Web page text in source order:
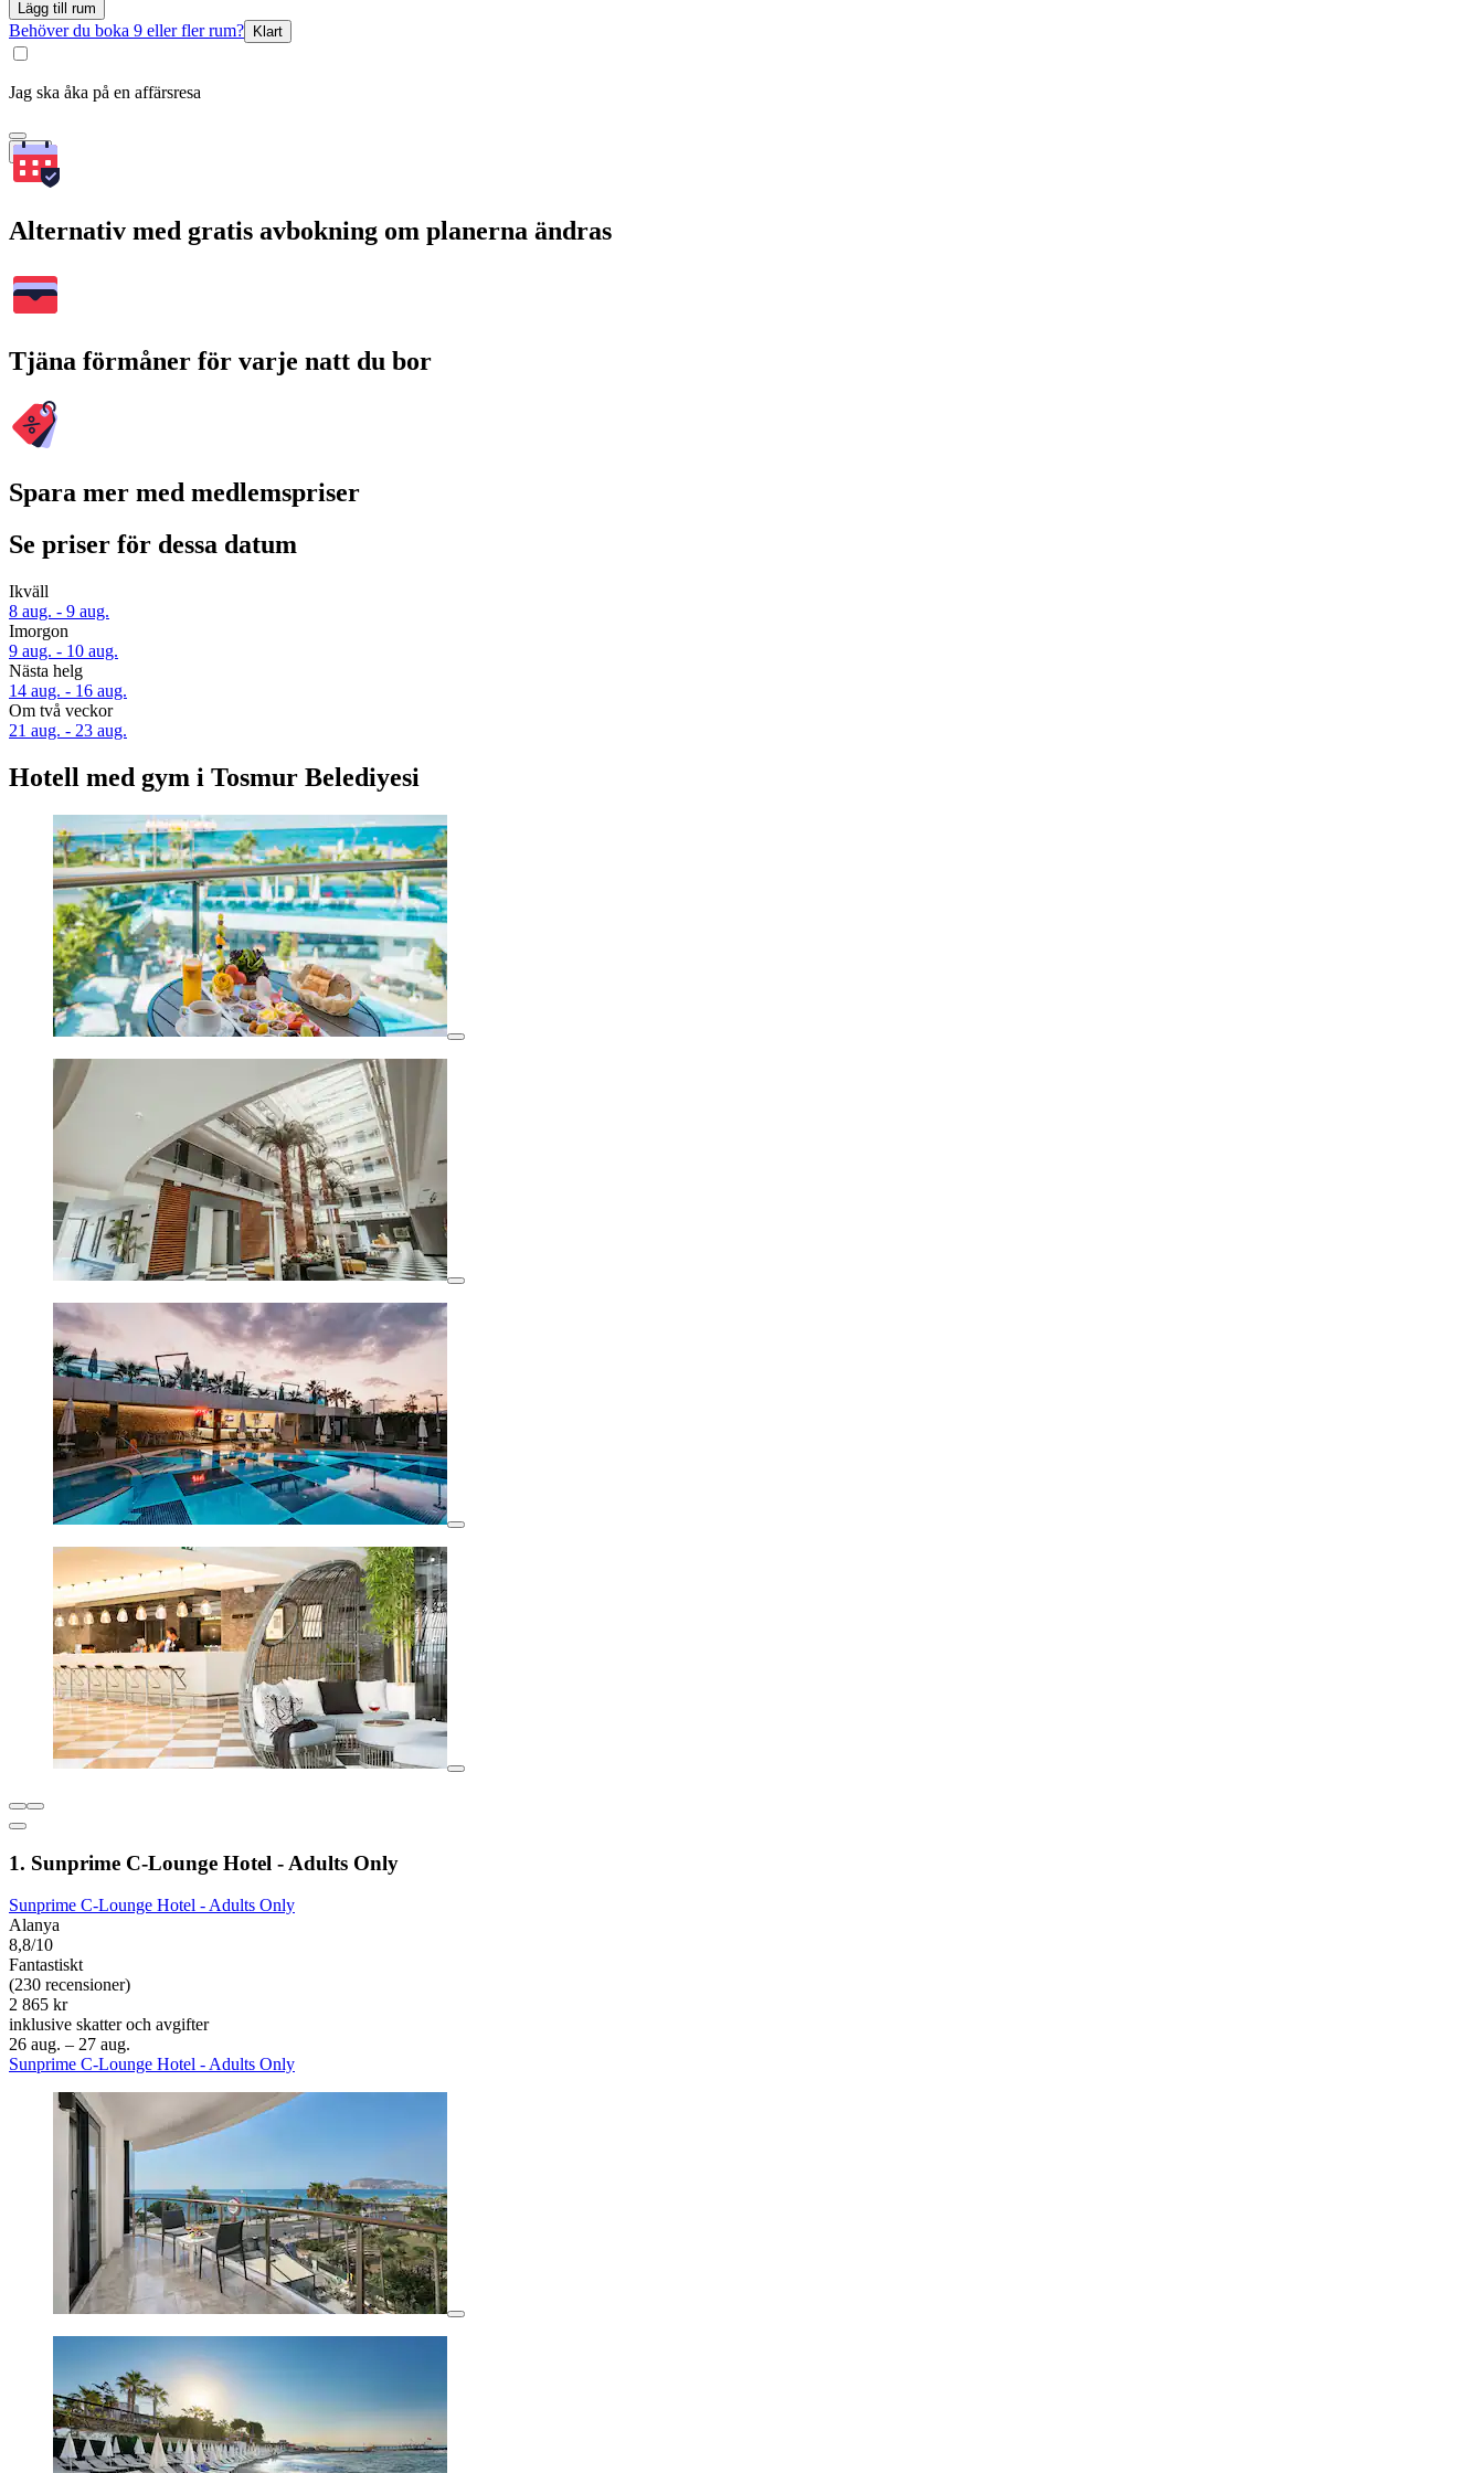
Lägg till rum
Behöver du boka 9 eller fler rum? Klart
Jag ska åka på en affärsresa
Sök
Alternativ med gratis avbokning om planerna ändras
Tjäna förmåner för varje natt du bor
Spara mer med medlemspriser
Se priser för dessa datum
Ikväll
8 aug. - 9 aug.
Imorgon
9 aug. - 10 aug.
Nästa helg
14 aug. - 16 aug.
Om två veckor
21 aug. - 23 aug.
Hotell med gym i Tosmur Belediyesi
1. Sunprime C-Lounge Hotel - Adults Only
Sunprime C-Lounge Hotel - Adults Only
Alanya
8,8/10
Fantastiskt
(230 recensioner)
2 865 kr
inklusive skatter och avgifter
26 aug. – 27 aug.
Sunprime C-Lounge Hotel - Adults Only